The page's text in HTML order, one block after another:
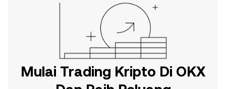
Mulai Trading Kripto Di OKX